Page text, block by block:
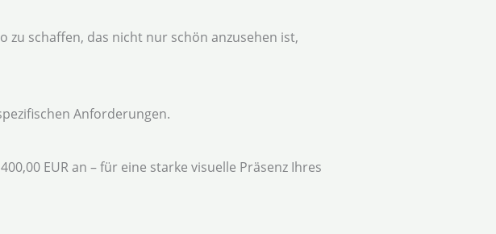
schaffen, das nicht nur schön anzusehen ist,
Anforderungen.
EUR an – für eine starke visuelle Präsenz Ihres